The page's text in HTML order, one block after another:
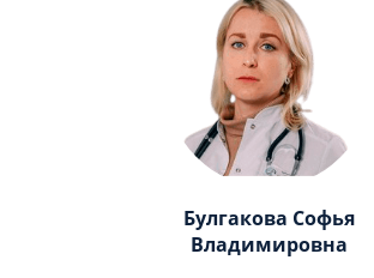
Булгакова Софья
Владимировна